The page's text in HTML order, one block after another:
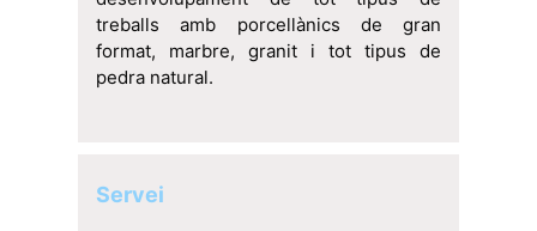
treballs amb porcellànics de gran
format, marbre, granit i tot tipus de
pedra natural.
Servei